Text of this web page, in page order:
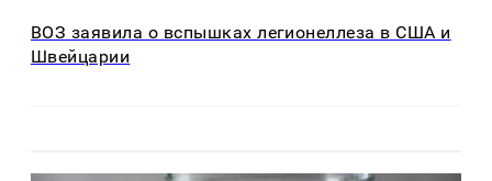
ВОЗ заявила о вспышках легионеллеза в США и
Швейцарии